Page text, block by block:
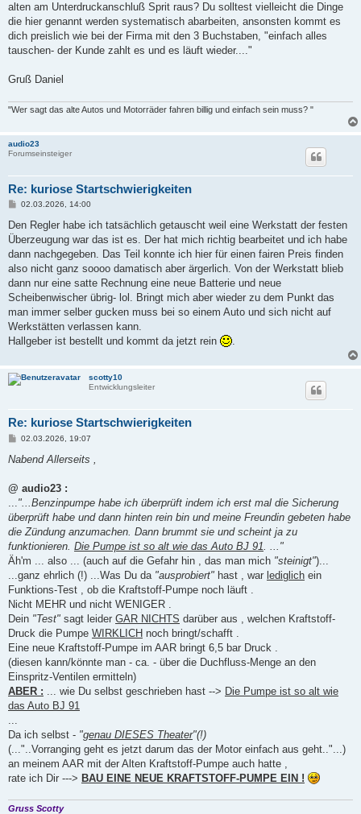
alten am Unterdruckanschluß Sprit raus? Du solltest vielleicht die Dinge
die hier genannt werden systematisch abarbeiten, ansonsten kommt es
dich preislich wie bei der Firma mit den 3 Buchstaben, "einfach alles
tauschen- der Kunde zahlt es und es läuft wieder...."
Gruß Daniel
"Wer sagt das alte Autos und Motorräder fahren billig und einfach sein muss? "
audio23
Forumseinsteiger
Re: kuriose Startschwierigkeiten
B
i
r
a
02.03.2026, 14:00
Den Regler habe ich tatsächlich getauscht weil eine Werkstatt der festen
Überzeugung war das ist es. Der hat mich richtig bearbeitet und ich habe
dann nachgegeben. Das Teil konnte ich hier für einen fairen Preis finden
also nicht ganz soooo damatisch aber ärgerlich. Von der Werkstatt blieb
dann nur eine satte Rechnung eine neue Batterie und neue
Scheibenwischer übrig- lol. Bringt mich aber wieder zu dem Punkt das
man immer selber gucken muss bei so einem Auto und sich nicht auf
Werkstätten verlassen kann.
Hallgeber ist bestellt und kommt da jetzt rein
.
scotty10
Entwicklungsleiter
Re: kuriose Startschwierigkeiten
B
i
a
02.03.2026, 19:07
Nabend Allerseits ,
@ audio23 :
"...Benzinpumpe habe ich überprüft indem ich erst mal die Sicherung
überprüft habe und dann hinten rein bin und meine Freundin gebeten habe
die Zündung anzumachen. Dann brummt sie und scheint ja zu
funktionieren. Die Pumpe ist so alt wie das Auto BJ 91 . ..."
Äh'm ... also ... (auch auf die Gefahr hin , das man mich "steinigt")...
...ganz ehrlich (!) ...Was Du da "ausprobiert" hast , war lediglich ein
Funktions-Test , ob die Kraftstoff-Pumpe noch läuft .
Nicht MEHR und nicht WENIGER .
Dein "Test" sagt leider GAR NICHTS darüber aus , welchen Kraftstoff-
Druck die Pumpe WIRKLICH noch bringt/schafft .
Eine neue Kraftstoff-Pumpe im AAR bringt 6,5 bar Druck .
(diesen kann/könnte man - ca. - über die Duchfluss-Menge an den
Einspritz-Ventilen ermitteln)
ABER : ... wie Du selbst geschrieben hast --> Die Pumpe ist so alt wie
das Auto BJ 91
Da ich selbst - "genau DIESES Theater"(!)
(..."..Vorranging geht es jetzt darum das der Motor einfach aus geht.."...)
an meinem AAR mit der Alten Kraftstoff-Pumpe auch hatte ,
rate ich Dir ---> BAU EINE NEUE KRAFTSTOFF-PUMPE EIN !
Gruss Scotty